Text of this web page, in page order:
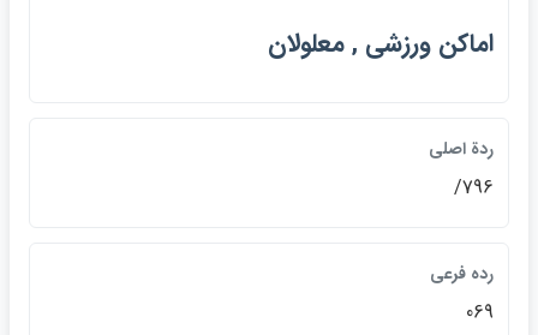
اماكن ورزشي , معلولان
ردة اصلي
796/
رده فرعي
069